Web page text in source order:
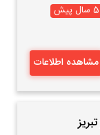
5 سال پیش
مشاهده اطلاعات